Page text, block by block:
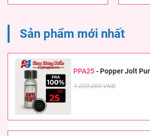
Sản phẩm mới nhất
PPA25- Popper Jolt
1.200.000 VNĐ